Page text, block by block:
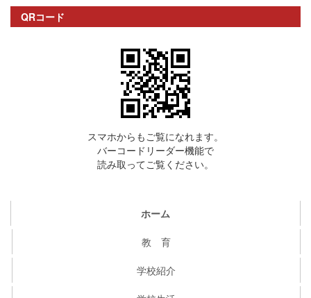
QRコード
スマホからもご覧になれます。
バーコードリーダー機能で
読み取ってご覧ください。
ホーム
教 育
学校紹介